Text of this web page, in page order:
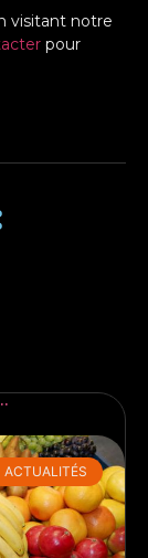
visitant notre
pour
ACTUALITÉS